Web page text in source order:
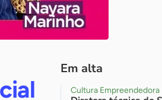
Em alta
Cultura Empreendedora